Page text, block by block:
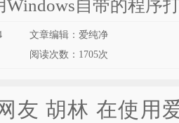
Windows自带的程序
文章编辑：爱纯净
阅读次数： 1705次
胡林 在使用爱